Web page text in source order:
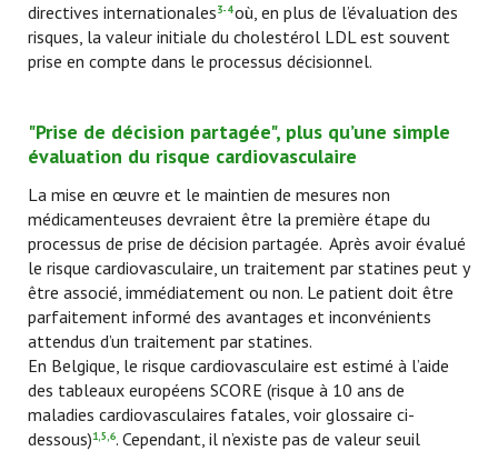
directives internationales3-4où, en plus de l’évaluation des
risques, la valeur initiale du cholestérol LDL est souvent
prise en compte dans le processus décisionnel.
"Prise de décision partagée", plus qu’une simple
évaluation du risque cardiovasculaire
La mise en œuvre et le maintien de mesures non
médicamenteuses devraient être la première étape du
processus de prise de décision partagée. Après avoir évalué
le risque cardiovasculaire, un traitement par statines peut y
être associé, immédiatement ou non. Le patient doit être
parfaitement informé des avantages et inconvénients
attendus d’un traitement par statines.
En Belgique, le risque cardiovasculaire est estimé à l’aide
des tableaux européens SCORE (risque à 10 ans de
maladies cardiovasculaires fatales, voir glossaire ci-
dessous)1,5,6. Cependant, il n’existe pas de valeur seuil